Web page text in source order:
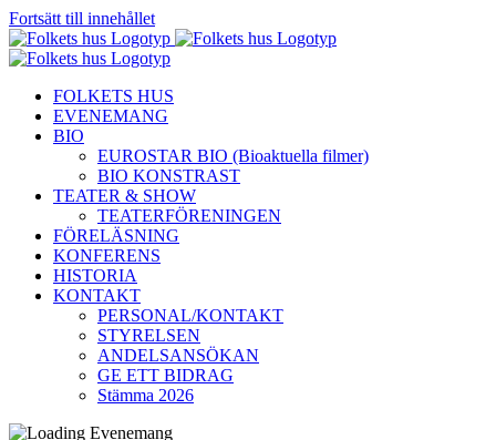
Fortsätt till innehållet
FOLKETS HUS
EVENEMANG
BIO
EUROSTAR BIO (Bioaktuella filmer)
BIO KONSTRAST
TEATER & SHOW
TEATERFÖRENINGEN
FÖRELÄSNING
KONFERENS
HISTORIA
KONTAKT
PERSONAL/KONTAKT
STYRELSEN
ANDELSANSÖKAN
GE ETT BIDRAG
Stämma 2026